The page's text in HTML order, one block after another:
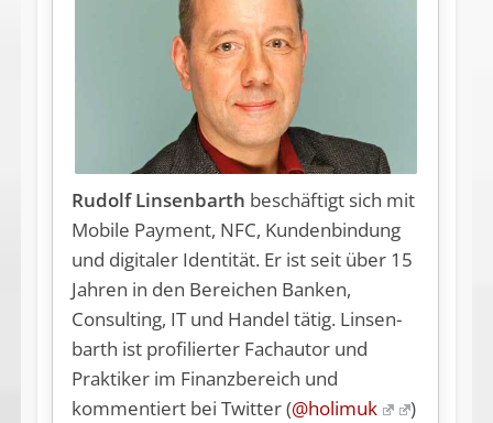
Rudolf Linsenbarth be­schäf­tigt sich mit
Mobile Payment, NFC, Kundenbindung
und digitaler Identität. Er ist seit über 15
Jahren in den Bereichen Banken,
Consulting, IT und Handel tätig. Lin­sen­
barth ist profilierter Fachautor und
Praktiker im Finanzbereich und
kommentiert bei Twitter (@holimuk
)